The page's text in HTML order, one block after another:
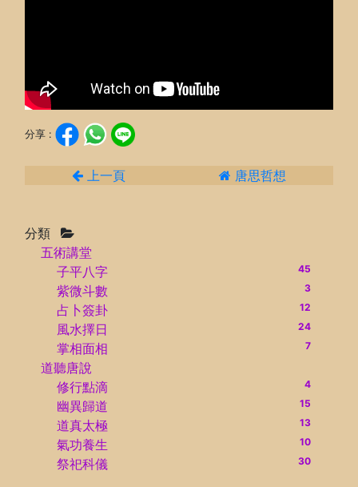
分享 :
上一頁 唐思哲想
分類
五術講堂
子平八字
45
紫微斗數 3
占卜簽卦 12
風水擇日 24
掌相面相 7
道聽唐說
修行點滴
4
幽異歸道 15
道真太極 13
氣功養生 10
祭祀科儀 30